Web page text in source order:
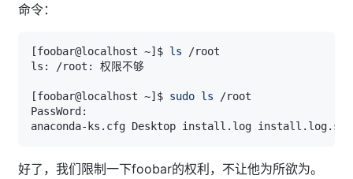
命令：
[foobar@localhost ~] $ ls
[foobar@localhost ~] $ sudo ls
好了，我们限制一下foobar的权利，不让他为所欲为。